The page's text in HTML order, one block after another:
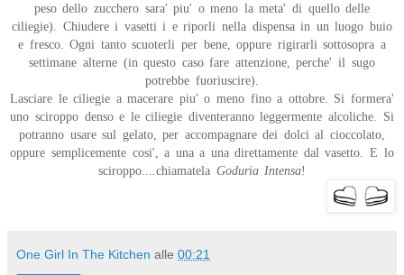
peso dello zucchero sara' piu' o meno la meta' di quello delle
ciliegie). Chiudere i vasetti i e riporli nella dispensa in un luogo buio
e fresco. Ogni tanto scuoterli per bene, oppure rigirarli sottosopra a
settimane alterne (in questo caso fare attenzione, perche' il sugo
potrebbe fuoriuscire).
Lasciare le ciliegie a macerare piu' o meno fino a ottobre. Si formera'
uno sciroppo denso e le ciliegie diventeranno leggermente alcoliche. Si
potranno usare sul gelato, per accompagnare dei dolci al cioccolato,
oppure semplicemente cosi', a una a una direttamente dal vasetto. E lo
sciroppo....chiamatela Goduria Intensa!
One Girl In The Kitchen alle 00:21